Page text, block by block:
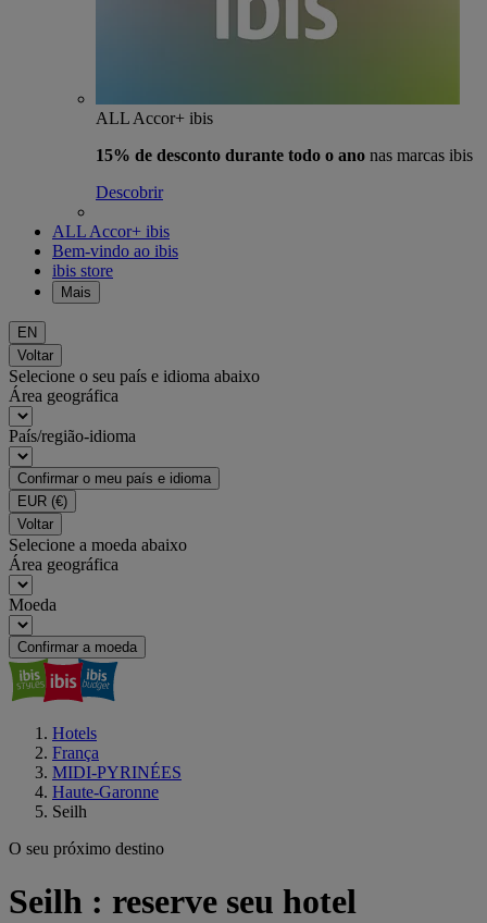
ALL Accor+ ibis
15% de desconto durante todo o ano nas marcas ibis
Descobrir
ALL Accor+ ibis
Bem-vindo ao ibis
ibis store
Mais
EN
Voltar
Selecione o seu país e idioma abaixo
Área geográfica
País/região-idioma
Confirmar o meu país e idioma
EUR (€)
Voltar
Selecione a moeda abaixo
Área geográfica
Moeda
Confirmar a moeda
Hotels
França
MIDI-PYRINÉES
Haute-Garonne
Seilh
O seu próximo destino
Seilh : reserve seu hotel